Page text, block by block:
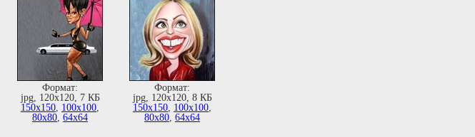
Формат:
jpg, 120х120, 7 КБ
150х150, 100х100,
80х80, 64х64
Формат:
jpg, 120х120, 8 КБ
150х150, 100х100,
80х80, 64х64